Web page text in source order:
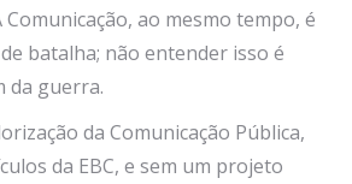
ao mesmo tempo, é
batalha; não entender isso é
da guerra.
da Comunicação Pública,
da EBC, e sem um projeto